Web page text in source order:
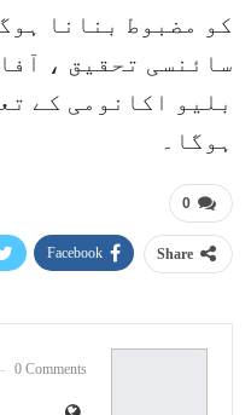
کو مضبوط بنانا
سائنسی تحقیق ،
بلیو اکانومی کے
ہوگا۔
0
Share
Facebook
0 Comments